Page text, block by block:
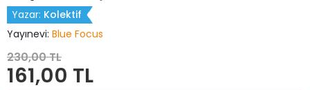
Yazar: Kolektif
Yayınevi: Blue Focus
230,00 TL
161,00 TL